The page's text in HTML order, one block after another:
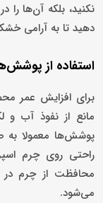
نکنید، بلکه آن‌ها را
دهید تا به آرامی
استفاده از
برای افزایش عمر
مانع از نفوذ آب و
پوشش‌ها معمولا به
راحتی روی چرم
محافظت از چرم در
می‌شود.